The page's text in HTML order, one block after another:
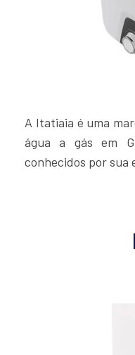
A Itatiaia é uma
água a gás em
conhecidos por sua